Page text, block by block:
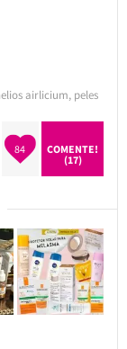
airlicium, peles
84
COMENTE!
(17)